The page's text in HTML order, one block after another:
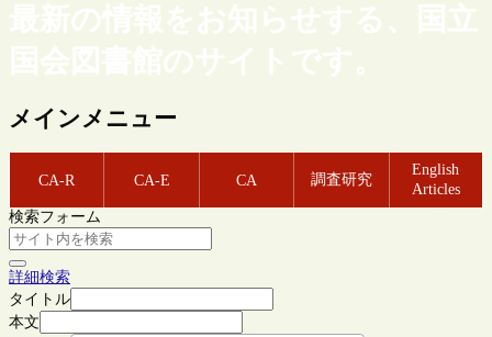
最新の情報をお知らせする、国立
国会図書館のサイトです。
メインメニュー
CA-R CA-E CA 調査研究
English
Articles
検索フォーム
詳細検索
タイトル
本文